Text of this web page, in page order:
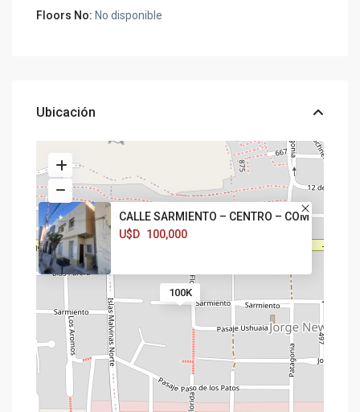
Floors No: No disponible
Ubicación
100K
CALLE SARMIENTO – CENTRO – COM
U$D 100,000